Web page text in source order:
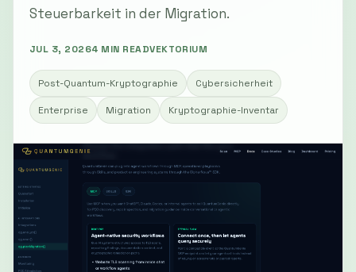
Steuerbarkeit in der Migration.
JUL 3, 20264 MIN READVEKTORIUM
Post-Quantum-Kryptographie Cybersicherheit
Enterprise Migration Kryptographie-Inventar